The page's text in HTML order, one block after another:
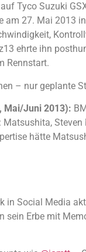
Tyco Suzuki
am 27. Mai 2013
ehrte ihn
Rennstart.
– nur geplante
Mai/Juni 2013):
Steven
hätte
in Social Media
sein Erbe mit